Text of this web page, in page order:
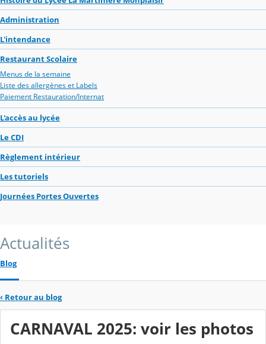
Administration
L'intendance
Restaurant Scolaire
Menus de la semaine
Liste des allergènes et Labels
Paiement Restauration/Internat
L'accès au lycée
Le CDI
Règlement intérieur
Les tutoriels
Journées Portes Ouvertes
Actualités
Blog
‹ Retour au blog
CARNAVAL 2025: voir les photos